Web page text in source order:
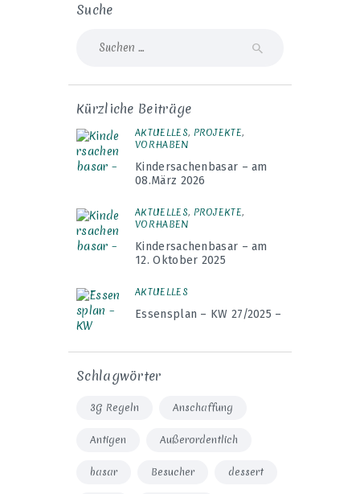
Suche
nach:
Kürzliche Beiträge
AKTUELLES, PROJEKTE,
VORHABEN
Kindersachenbasar – am
08.März 2026
AKTUELLES, PROJEKTE,
VORHABEN
Kindersachenbasar – am
12. Oktober 2025
AKTUELLES
Essensplan – KW 27/2025 –
Schlagwörter
3G Regeln Anschaffung
Antigen Außerordentlich
basar Besucher dessert